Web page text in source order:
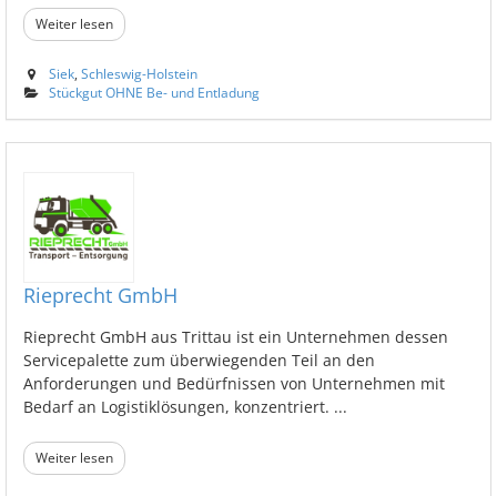
Weiter lesen
Siek, Schleswig-Holstein
Stückgut OHNE Be- und Entladung
Rieprecht GmbH
Rieprecht GmbH aus Trittau ist ein Unternehmen dessen
Servicepalette zum überwiegenden Teil an den
Anforderungen und Bedürfnissen von Unternehmen mit
Bedarf an Logistiklösungen, konzentriert. ...
Weiter lesen